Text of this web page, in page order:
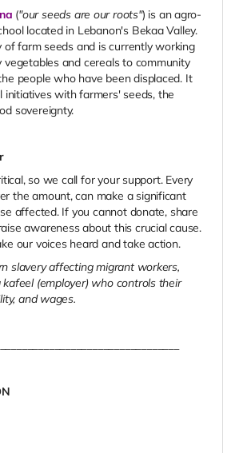
("our seeds are our roots") is an agro-
located in Lebanon's Bekaa Valley.
of farm seeds and is currently working
vegetables and cereals to community
people who have been displaced. It
initiatives with farmers' seeds, the
sovereignty.
so we call for your support. Every
the amount, can make a significant
affected. If you cannot donate, share
awareness about this crucial cause.
our voices heard and take action.
slavery affecting migrant workers,
(employer) who controls their
and wages.